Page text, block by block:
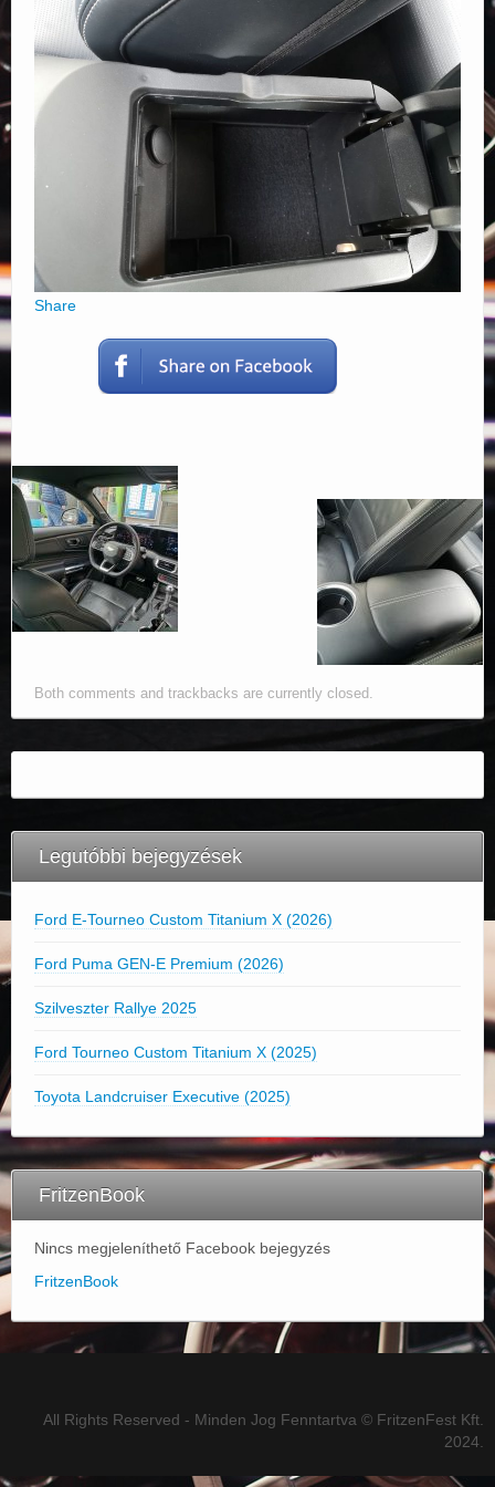
Elérhetőségek
Share
Both comments and trackbacks are currently closed.
Legutóbbi bejegyzések
Ford E-Tourneo Custom Titanium X (2026)
Ford Puma GEN-E Premium (2026)
Szilveszter Rallye 2025
Ford Tourneo Custom Titanium X (2025)
Toyota Landcruiser Executive (2025)
FritzenBook
Nincs megjeleníthető Facebook bejegyzés
FritzenBook
All Rights Reserved - Minden Jog Fenntartva © FritzenFest Kft.
2024.